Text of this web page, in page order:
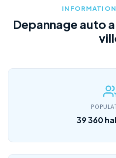
Depannage auto
39 360